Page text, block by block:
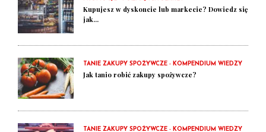
Kupujesz w dyskoncie lub markecie? Dowiedz się
jak...
TANIE ZAKUPY SPOŻYWCZE - KOMPENDIUM WIEDZY
Jak tanio robić zakupy spożywcze?
TANIE ZAKUPY SPOŻYWCZE - KOMPENDIUM WIEDZY